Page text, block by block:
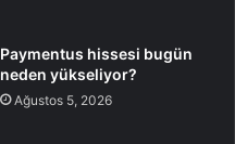
Paymentus hissesi bugün
neden yükseliyor?
Ağustos 5, 2026